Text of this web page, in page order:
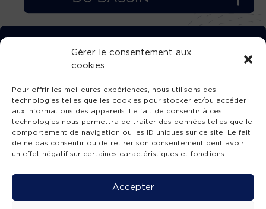
Gérer le consentement aux
cookies
Pour offrir les meilleures expériences, nous utilisons des
technologies telles que les cookies pour stocker et/ou accéder
aux informations des appareils. Le fait de consentir à ces
technologies nous permettra de traiter des données telles que le
comportement de navigation ou les ID uniques sur ce site. Le fait
de ne pas consentir ou de retirer son consentement peut avoir
un effet négatif sur certaines caractéristiques et fonctions.
Accepter
TÉLÉCHARGEZ GRATUITEMENT
L’APPLICATION TVBA !
SUIVEZ-NOUS !
Mentions légales -Accessibilité